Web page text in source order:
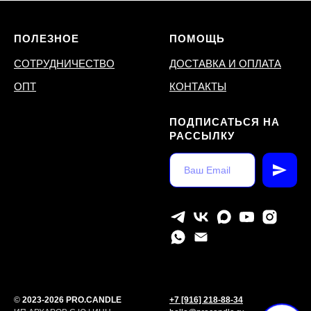
ПОЛЕЗНОЕ
СОТРУДНИЧЕСТВО
ОПТ
ПОМОЩЬ
ДОСТАВКА И ОПЛАТА
КОНТАКТЫ
ПОДПИСАТЬСЯ НА
РАССЫЛКУ
© 2023-2026 PRO.CANDLE
+7 [916] 218-88-34